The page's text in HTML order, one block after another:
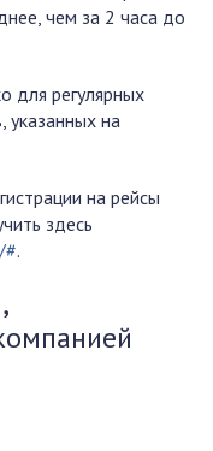
чем за 2 часа до
для регулярных
указанных на
на рейсы
здесь
#.